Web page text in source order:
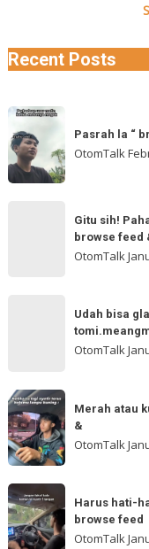
Recent Posts
Pasrah
la
browse
@otomtalk
Pasrah la “
OtomTalk
&
follow
Gitu sih!
browse feed
OtomTalk
gladibersih,
otw
🌬
🌬
Sc:
“
browse
feed
Udah bisa
OtomTalk
Merah
atau
kuning
ya
Sc:
wahidmobil.id
“
Merah atau
&
OtomTalk
Harus
hati-
hati
Harus hati-
browse feed
OtomTalk